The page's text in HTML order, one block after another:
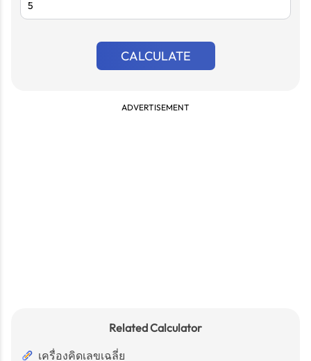
CALCULATE
ADVERTISEMENT
Related Calculator
เครื่องคิดเลขเฉลี่ย